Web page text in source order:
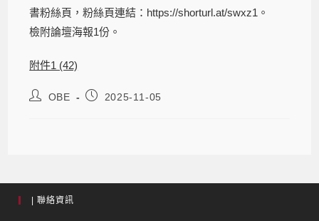
書粉絲頁，粉絲頁連結：https://shorturl.at/swxz1。
檢附論壇海報1份。
附件1 (42)
OBE 2025-11-05
| 聯絡資訊